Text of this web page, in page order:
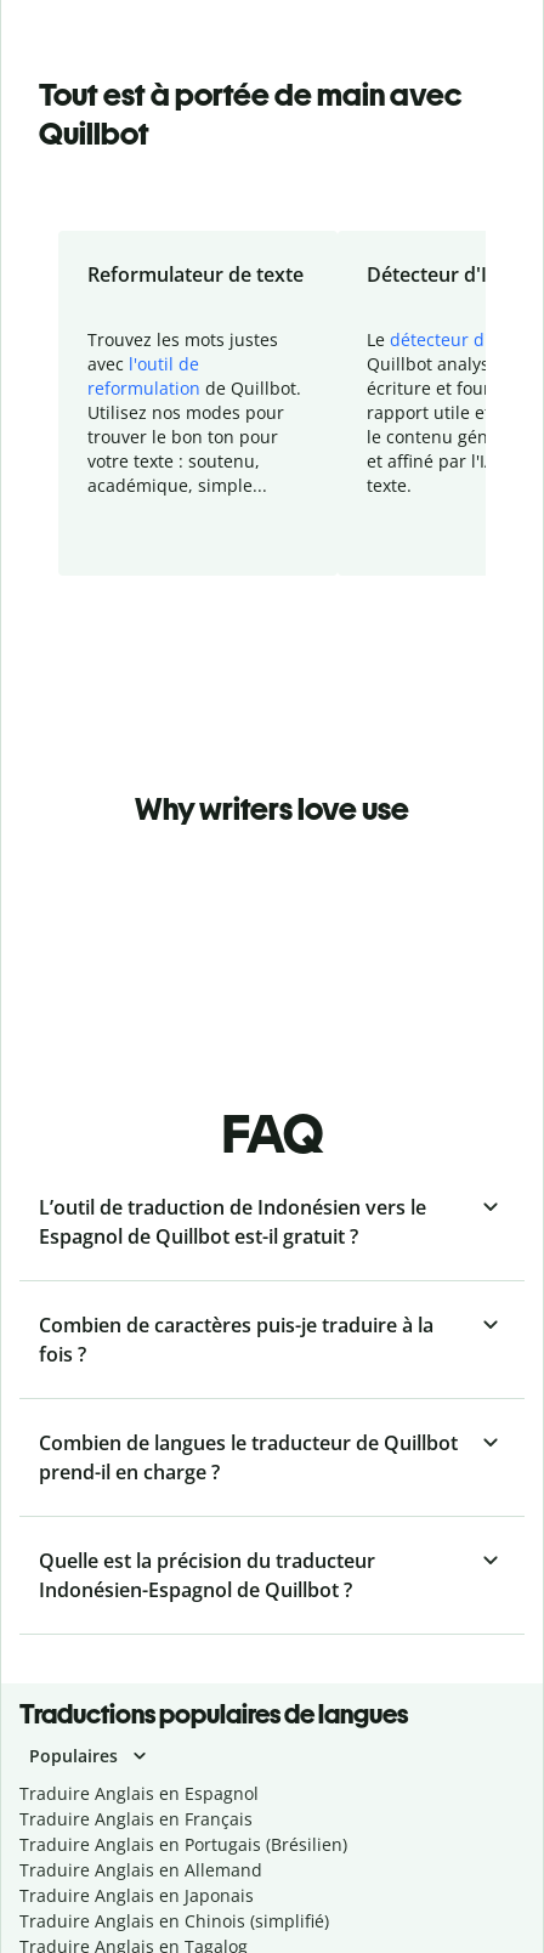
Tout est à portée de main avec
Quillbot
Reformulateur de texte
Trouvez les mots justes
avec l'outil de
reformulation de Quillbot.
Utilisez nos modes pour
trouver le bon ton pour
votre texte : soutenu,
académique, simple...
Détecteur d'IA
Le détecteur d'IA
Quillbot analyse votre
écriture et fournit un
rapport utile et
le contenu généré
et affiné par l'IA
texte.
Why writers love use
FAQ
L’outil de traduction de Indonésien vers le
Espagnol de Quillbot est-il gratuit ?
Combien de caractères puis-je traduire à la
fois ?
Combien de langues le traducteur de Quillbot
prend-il en charge ?
Quelle est la précision du traducteur
Indonésien-Espagnol de Quillbot ?
Traductions populaires de langues
Populaires
Traduire Anglais en Espagnol
Traduire Anglais en Français
Traduire Anglais en Portugais (Brésilien)
Traduire Anglais en Allemand
Traduire Anglais en Japonais
Traduire Anglais en Chinois (simplifié)
Traduire Anglais en Tagalog